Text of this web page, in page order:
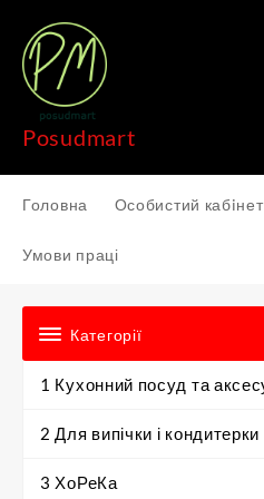
вмісту
Posudmart
Головна Особистий кабiнет
Умови праці
Категорії
1 Кухонний посуд та
2 Для випічки і кондитерки
3 ХоРеКа